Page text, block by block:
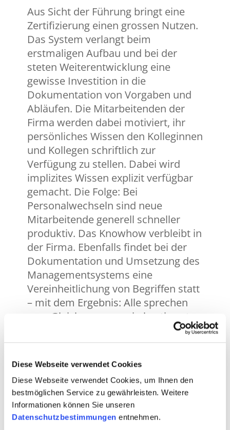
Diese Webseite verwendet Cookies
Diese Webseite verwendet Cookies, um Ihnen den
bestmöglichen Service zu gewährleisten. Weitere
Informationen können Sie unseren
Datenschutzbestimmungen entnehmen.
Aus Sicht der Führung bringt eine
Zertifizierung einen grossen Nutzen.
Das System verlangt beim
erstmaligen Aufbau und bei der
steten Weiterentwicklung eine
gewisse Investition in die
Dokumentation von Vorgaben und
Abläufen. Die Mitarbeitenden der
Firma werden dabei motiviert, ihr
persönliches Wissen den Kolleginnen
und Kollegen schriftlich zur
Verfügung zu stellen. Dabei wird
implizites Wissen explizit verfügbar
gemacht. Die Folge: Bei
Personalwechseln sind neue
Mitarbeitende generell schneller
produktiv. Das Knowhow verbleibt in
der Firma. Ebenfalls findet bei der
Dokumentation und Umsetzung des
Managementsystems eine
Vereinheitlichung von Begriffen statt
– mit dem Ergebnis: Alle sprechen
vom Gleichen, wenn ein bestimmtes
Thema diskutiert wird. Es entstehen
viel weniger Fehler aus
Missverständnissen und
Unklarheiten.Die Führung wird
generell einfacher.
Zudem verlangen heute
Auftraggeber vielfach den Nachweis